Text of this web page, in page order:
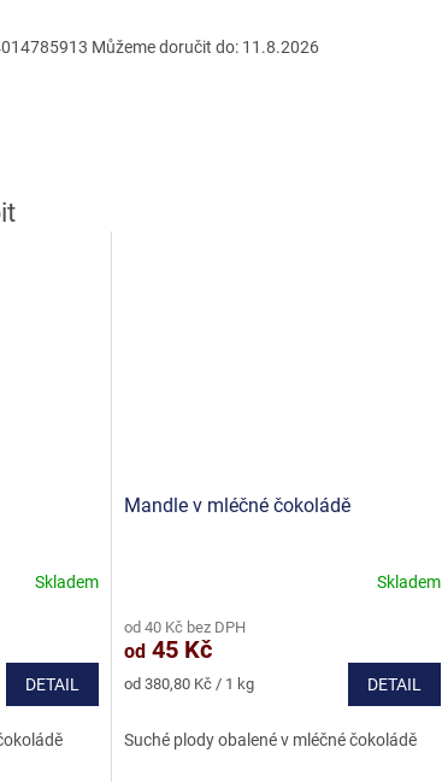
Můžeme doručit do: 11.8.2026
Skladem
DETAIL
Mandle v mléčné čokoládě
produktu
je
5,0
hvězdiček.
Skladem
od 40 Kč bez DPH
od45 Kč
Měrná
od 380,80 Kč / 1 kg DETAIL
Suché plody obalené v mléčné čokoládě